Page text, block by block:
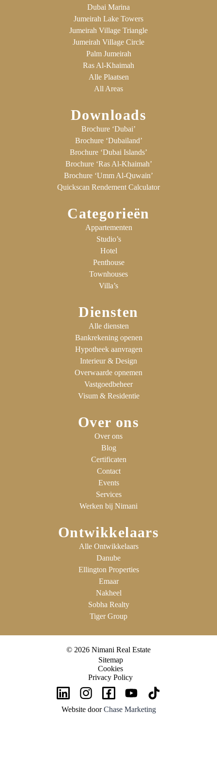
Dubai Marina
Jumeirah Lake Towers
Jumeirah Village Triangle
Jumeirah Village Circle
Palm Jumeirah
Ras Al-Khaimah
Alle Plaatsen
All Areas
Downloads
Brochure ‘Dubai’
Brochure ‘Dubailand’
Brochure ‘Dubai Islands’
Brochure ‘Ras Al-Khaimah’
Brochure ‘Umm Al-Quwain’
Quickscan Rendement Calculator
Categorieën
Appartementen
Studio’s
Hotel
Penthouse
Townhouses
Villa’s
Diensten
Alle diensten
Bankrekening openen
Hypotheek aanvragen
Interieur & Design
Overwaarde opnemen
Vastgoedbeheer
Visum & Residentie
Over ons
Over ons
Blog
Certificaten
Contact
Events
Services
Werken bij Nimani
Ontwikkelaars
Alle Ontwikkelaars
Danube
Ellington Properties
Emaar
Nakheel
Sobha Realty
Tiger Group
© 2026 Nimani Real Estate
Sitemap
Cookies
Privacy Policy
Website doorChase Marketing